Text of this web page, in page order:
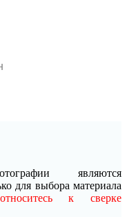
являются
для выбора материала
к сверке